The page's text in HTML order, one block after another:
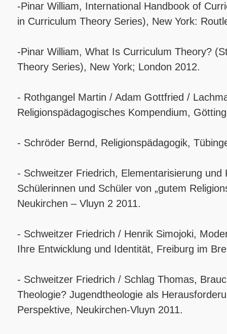
-Pinar William, International Handbook of
in Curriculum Theory Series), New York:
-Pinar William, What Is Curriculum Theory?
Theory Series), New York; London 2012.
- Rothgangel Martin / Adam Gottfried /
Religionspädagogisches Kompendium,
- Schröder Bernd, Religionspädagogik,
- Schweitzer Friedrich, Elementarisierung und
Schülerinnen und Schüler von „gutem
Neukirchen – Vluyn 2 2011.
- Schweitzer Friedrich / Henrik Simojoki,
Ihre Entwicklung und Identität, Freiburg im
- Schweitzer Friedrich / Schlag Thomas,
Theologie? Jugendtheologie als
Perspektive, Neukirchen-Vluyn 2011.